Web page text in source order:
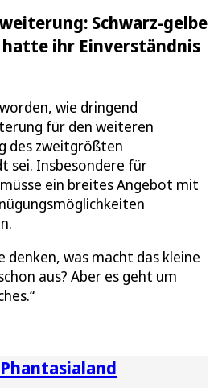
Schwarz-gelbe
ihr Einverständnis
wie dringend
für den weiteren
des zweitgrößten
sei. Insbesondere für
ein breites Angebot mit
denken, was macht das kleine
aus? Aber es geht um
Phantasialand